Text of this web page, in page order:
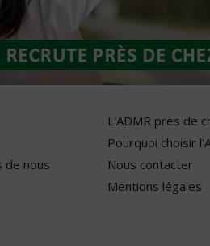
de nous
L'ADMR près de
Pourquoi choisir
Nous contacter
Mentions légales